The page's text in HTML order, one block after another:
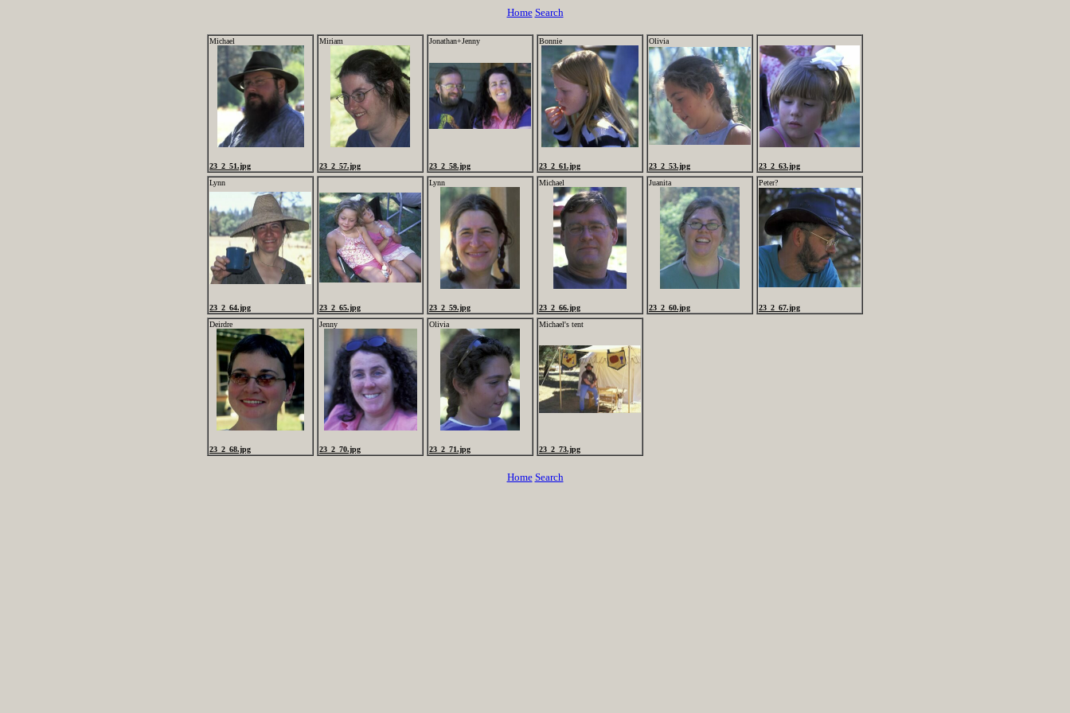
Home Search
Michael
23_2_51.jpg
Miriam
23_2_57.jpg
Jonathan+Jenny
23_2_58.jpg
Bonnie
23_2_61.jpg
Olivia
23_2_53.jpg
23_2_63.jpg
Lynn
23_2_64.jpg 23_2_65.jpg
Lynn
23_2_59.jpg
Michael
23_2_66.jpg
Juanita
23_2_60.jpg
Peter?
23_2_67.jpg
Deirdre
23_2_68.jpg
Jenny
23_2_70.jpg
Olivia
23_2_71.jpg
Michael's tent
23_2_73.jpg
Home Search